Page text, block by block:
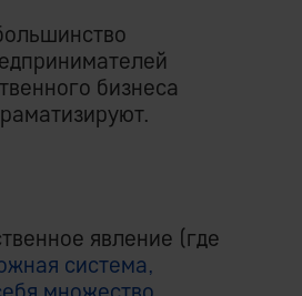
бизнеса
явление (где
система,